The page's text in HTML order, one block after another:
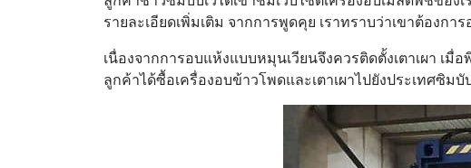
รายละเอียดเพิ่มเติม จากการพูดคุย เราทราบว่าเขาต้องก
เนื่องจากการอบแห้งแบบหมุนเวียนจึงควรติดตั้งเตาเผา
ลูกค้าได้ซื้อเครื่องอบข้าวโพดและเตาเผาไปยังประเทศซิมบั